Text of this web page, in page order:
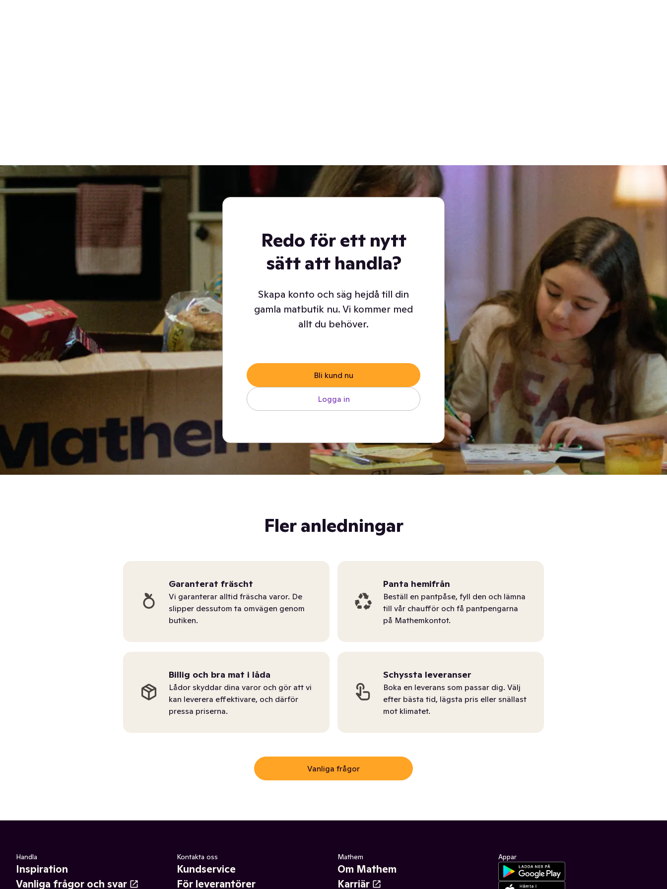
Redo för ett nytt
sätt att handla?
Skapa konto och säg hejdå till din
gamla matbutik nu. Vi kommer med
allt du behöver.
Bli kund nu
Logga in
Fler anledningar
Garanterat fräscht
Vi garanterar alltid fräscha varor. De
slipper dessutom ta omvägen genom
butiken.
Panta hemifrån
Beställ en pantpåse, fyll den och lämna
till vår chaufför och få pantpengarna
på Mathemkontot.
Billig och bra mat i låda
Lådor skyddar dina varor och gör att vi
kan leverera effektivare, och därför
pressa priserna.
Schyssta leveranser
Boka en leverans som passar dig. Välj
efter bästa tid, lägsta pris eller snällast
mot klimatet.
Vanliga frågor
Handla
Inspiration
Vanliga frågor och svar
Kontakta oss
Kundservice
För leverantörer
Mathem
Om Mathem
Karriär
Appar